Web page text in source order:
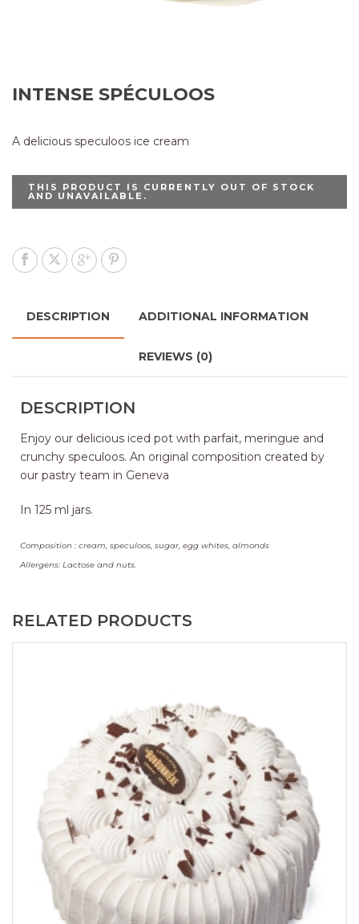
INTENSE SPÉCULOOS
A delicious speculoos ice cream
THIS PRODUCT IS CURRENTLY OUT OF STOCK
AND UNAVAILABLE.
DESCRIPTION ADDITIONAL INFORMATION
REVIEWS (0)
DESCRIPTION
Enjoy our delicious iced pot with parfait, meringue and
crunchy speculoos. An original composition created by
our pastry team in Geneva
In 125 ml jars.
Composition : cream, speculoos, sugar, egg whites, almonds
Allergens: Lactose and nuts.
RELATED PRODUCTS